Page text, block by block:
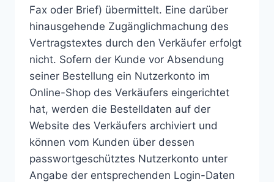
Fax oder Brief) übermittelt. Eine darüber
hinausgehende Zugänglichmachung des
Vertragstextes durch den Verkäufer erfolgt
nicht. Sofern der Kunde vor Absendung
seiner Bestellung ein Nutzerkonto im
Online-Shop des Verkäufers eingerichtet
hat, werden die Bestelldaten auf der
Website des Verkäufers archiviert und
können vom Kunden über dessen
passwortgeschütztes Nutzerkonto unter
Angabe der entsprechenden Login-Daten